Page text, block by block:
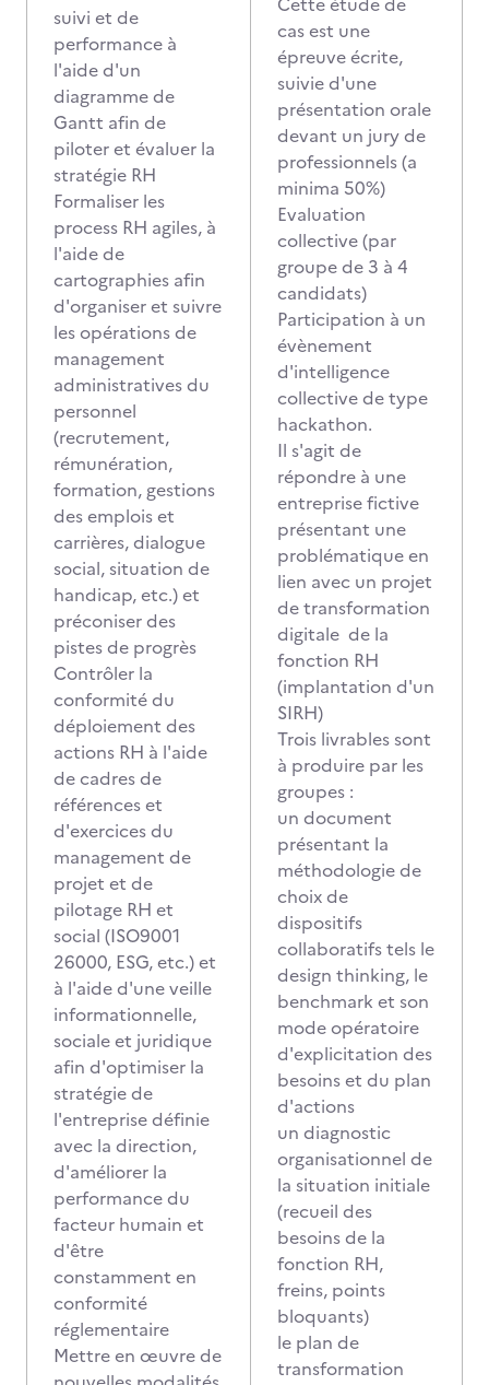
suivi et de
performance à
l'aide d'un
diagramme de
Gantt afin de
piloter et évaluer la
stratégie RH
Formaliser les
process RH agiles, à
l'aide de
cartographies afin
d'organiser et suivre
les opérations de
management
administratives du
personnel
(recrutement,
rémunération,
formation, gestions
des emplois et
carrières, dialogue
social, situation de
handicap, etc.) et
préconiser des
pistes de progrès
Contrôler la
conformité du
déploiement des
actions RH à l'aide
de cadres de
références et
d'exercices du
management de
projet et de
pilotage RH et
social (ISO9001
26000, ESG, etc.) et
à l'aide d'une veille
informationnelle,
sociale et juridique
afin d'optimiser la
stratégie de
l'entreprise définie
avec la direction,
d'améliorer la
performance du
facteur humain et
d'être
constamment en
conformité
réglementaire
Mettre en œuvre de
cas est une
épreuve écrite,
suivie d'une
présentation orale
devant un jury de
professionnels (a
minima 50%)
Evaluation
collective (par
groupe de 3 à 4
candidats)
Participation à un
évènement
d'intelligence
collective de type
hackathon.
Il s'agit de
répondre à une
entreprise fictive
présentant une
problématique en
lien avec un projet
de transformation
digitale de la
fonction RH
(implantation d'un
SIRH)
Trois livrables sont
à produire par les
groupes :
un document
présentant la
méthodologie de
choix de
dispositifs
collaboratifs tels le
design thinking, le
benchmark et son
mode opératoire
d'explicitation des
besoins et du plan
d'actions
un diagnostic
organisationnel de
la situation initiale
(recueil des
besoins de la
fonction RH,
freins, points
bloquants)
le plan de
transformation